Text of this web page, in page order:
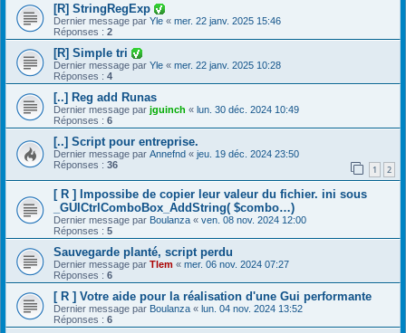
[R] StringRegExp
Dernier message par Yle « mer. 22 janv. 2025 15:46
Réponses : 2
[R] Simple tri
Dernier message par Yle « mer. 22 janv. 2025 10:28
Réponses : 4
[..] Reg add Runas
Dernier message par jguinch « lun. 30 déc. 2024 10:49
Réponses : 6
[..] Script pour entreprise.
Dernier message par Annefnd « jeu. 19 déc. 2024 23:50
Réponses : 36 1 2
[ R ] Impossibe de copier leur valeur du fichier. ini sous
_GUICtrlComboBox_AddString( $combo…)
Dernier message par Boulanza « ven. 08 nov. 2024 12:00
Réponses : 5
Sauvegarde planté, script perdu
Dernier message par Tlem « mer. 06 nov. 2024 07:27
Réponses : 6
[ R ] Votre aide pour la réalisation d'une Gui performante
Dernier message par Boulanza « lun. 04 nov. 2024 13:52
Réponses : 6